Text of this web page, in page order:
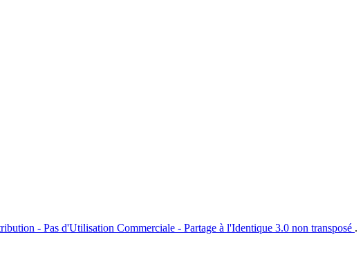
- Pas d'Utilisation Commerciale - Partage à l'Identique 3.0 non transposé .